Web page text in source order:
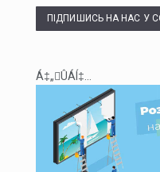
ПІДПИШИСЬ НА НАС У
Á‡„ÛÁÍ‡...